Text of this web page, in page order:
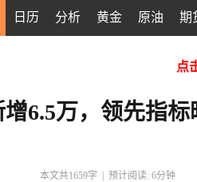
日历 分析 黄金 原油 期
点
6.5万，领先指标
本文共1659字 | 预计阅读: 6分钟